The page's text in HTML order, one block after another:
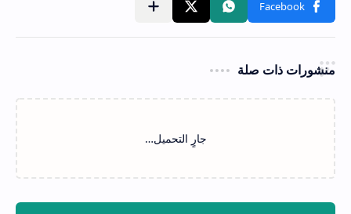
منشورات ذات صلة
‏جارٍ التحميل…